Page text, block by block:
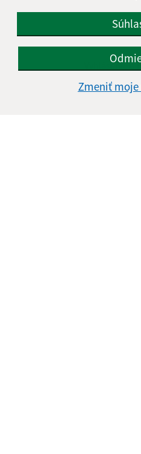
Zmeniť
Vyhlásenie o
Autorské
Ochrana